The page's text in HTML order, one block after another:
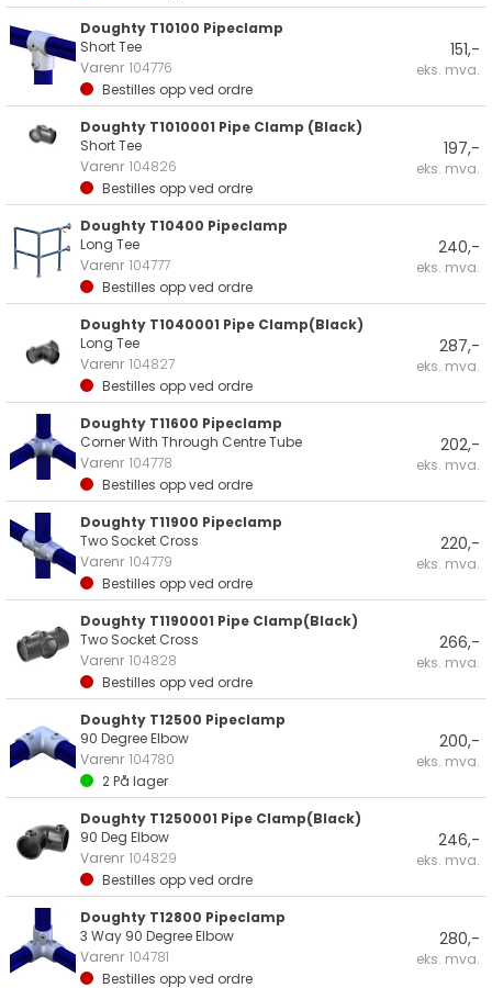
Doughty T10100 Pipeclamp
Short Tee
Varenr 104776
Bestilles opp ved ordre
151,-
eks. mva.
Doughty T1010001 Pipe Clamp (Black)
Short Tee
Varenr 104826
Bestilles opp ved ordre
197,-
eks. mva.
Doughty T10400 Pipeclamp
Long Tee
Varenr 104777
Bestilles opp ved ordre
240,-
eks. mva.
Doughty T1040001 Pipe Clamp(Black)
Long Tee
Varenr 104827
Bestilles opp ved ordre
287,-
eks. mva.
Doughty T11600 Pipeclamp
Corner With Through Centre Tube
Varenr 104778
Bestilles opp ved ordre
202,-
eks. mva.
Doughty T11900 Pipeclamp
Two Socket Cross
Varenr 104779
Bestilles opp ved ordre
220,-
eks. mva.
Doughty T1190001 Pipe Clamp(Black)
Two Socket Cross
Varenr 104828
Bestilles opp ved ordre
266,-
eks. mva.
Doughty T12500 Pipeclamp
90 Degree Elbow
Varenr 104780
2På lager
200,-
eks. mva.
Doughty T1250001 Pipe Clamp(Black)
90 Deg Elbow
Varenr 104829
Bestilles opp ved ordre
246,-
eks. mva.
Doughty T12800 Pipeclamp
3 Way 90 Degree Elbow
Varenr 104781
Bestilles opp ved ordre
280,-
eks. mva.